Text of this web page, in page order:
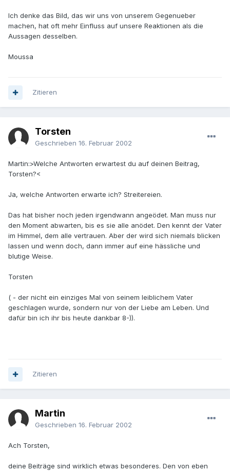
Ich denke das Bild, das wir uns von unserem Gegenueber
machen, hat oft mehr Einfluss auf unsere Reaktionen als die
Aussagen desselben.
Moussa
Zitieren
Torsten
Geschrieben 16. Februar 2002
Martin:>Welche Antworten erwartest du auf deinen Beitrag,
Torsten?<
Ja, welche Antworten erwarte ich? Streitereien.
Das hat bisher noch jeden irgendwann angeödet. Man muss nur
den Moment abwarten, bis es sie alle anödet. Den kennt der Vater
im Himmel, dem alle vertrauen. Aber der wird sich niemals blicken
lassen und wenn doch, dann immer auf eine hässliche und
blutige Weise.
Torsten
( - der nicht ein einziges Mal von seinem leiblichem Vater
geschlagen wurde, sondern nur von der Liebe am Leben. Und
dafür bin ich ihr bis heute dankbar 8-)).
Zitieren
Martin
Geschrieben 16. Februar 2002
Ach Torsten,
deine Beiträge sind wirklich etwas besonderes. Den von eben